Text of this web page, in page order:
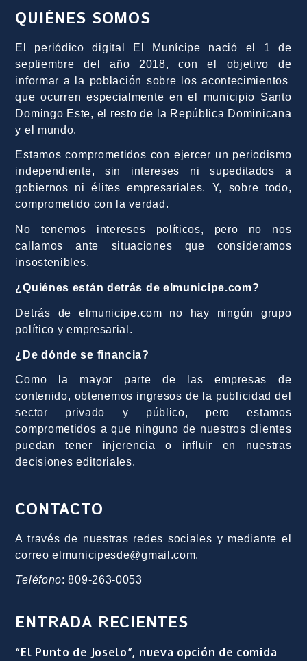
QUIÉNES SOMOS
El periódico digital El Munícipe nació el 1 de
septiembre del año 2018, con el objetivo de
informar a la población sobre los acontecimientos
que ocurren especialmente en el municipio Santo
Domingo Este, el resto de la República Dominicana
y el mundo.
Estamos comprometidos con ejercer un periodismo
independiente, sin intereses ni supeditados a
gobiernos ni élites empresariales. Y, sobre todo,
comprometido con la verdad.
No tenemos intereses políticos, pero no nos
callamos ante situaciones que consideramos
insostenibles.
¿Quiénes están detrás de elmunicipe.com?
Detrás de elmunicipe.com no hay ningún grupo
político y empresarial.
¿De dónde se financia?
Como la mayor parte de las empresas de
contenido, obtenemos ingresos de la publicidad del
sector privado y público, pero estamos
comprometidos a que ninguno de nuestros clientes
puedan tener injerencia o influir en nuestras
decisiones editoriales.
CONTACTO
A través de nuestras redes sociales y mediante el
correo elmunicipesde@gmail.com.
Teléfono: 809-263-0053
ENTRADA RECIENTES
“El Punto de Joselo”, nueva opción de comida